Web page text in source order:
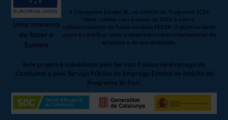
Uma maneira
de fazer a
Europa
A Comquima Europe SL, no âmbito do Programa ICEX
Next, contou com o apoio do ICEX e com o
cofinanciamento do fundo europeu FEDER. O objetivo deste
apoio é contribuir para o desenvolvimento internacional da
empresa e do seu ambiente.
Este projeto é subsidiado pelo Serviço Público de Emprego da
Catalunha e pelo Serviço Público de Emprego Estatal no âmbito do
Programa 30 Plus.